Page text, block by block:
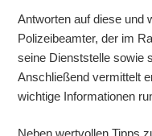
Antworten auf diese und
Polizeibeamter, der im
seine Dienststelle sowie
Anschließend vermittelt
wichtige Informationen
Neben wertvollen Tipps